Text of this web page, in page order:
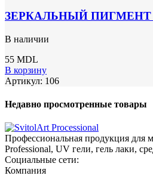
ЗЕРКАЛЬНЫЙ ПИГМЕНТ
В наличии
55 MDL
В корзину
Артикул: 106
Недавно просмотренные товары
Профессиональная продукция для
Professional, UV гели, гель лаки,
Социальные сети:
Компания